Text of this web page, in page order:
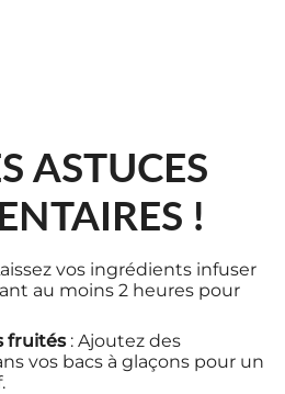
ASTUCES
!
vos ingrédients infuser
au moins 2 heures pour
fruités: Ajoutez des
vos bacs à glaçons pour un